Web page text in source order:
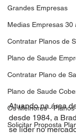
Grandes Empresas
Medias Empresas 30
Contratar Planos de
Plano de Saude
Contratar Plano de
Plano de Saude
Os Melhores -
Solicitar Proposta
Atuando na área
desde 1984, a
se líder no